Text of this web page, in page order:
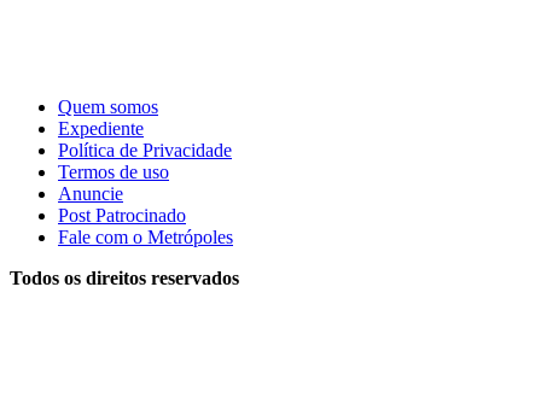
Quem somos
Expediente
Política de Privacidade
Termos de uso
Anuncie
Post Patrocinado
Fale com o Metrópoles
Todos os direitos reservados